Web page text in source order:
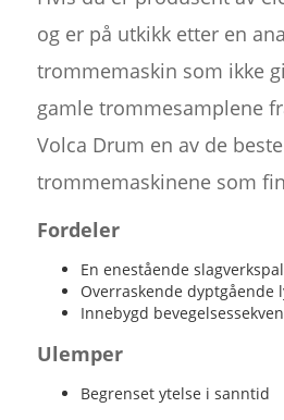
og er på utkikk etter en
trommemaskin som ikke
gamle trommesamplene
Volca Drum en av de beste
trommemaskinene som
Fordeler
En enestående
Overraskende dyptgående
Innebygd
Ulemper
Begrenset ytelse i sanntid